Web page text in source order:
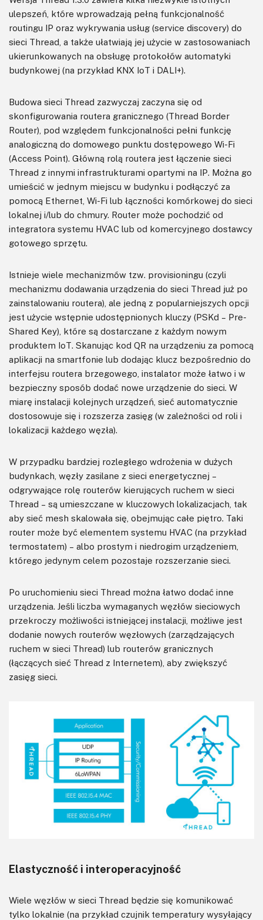
ulepszeń, które wprowadzają pełną funkcjonalność
routingu IP oraz wykrywania usług (service discovery) do
sieci Thread, a także ułatwiają jej użycie w zastosowaniach
ukierunkowanych na obsługę protokołów automatyki
budynkowej (na przykład KNX IoT i DALI+).
Budowa sieci Thread zazwyczaj zaczyna się od
skonfigurowania routera granicznego (Thread Border
Router), pod względem funkcjonalności pełni funkcję
analogiczną do domowego punktu dostępowego Wi-Fi
(Access Point). Główną rolą routera jest łączenie sieci
Thread z innymi infrastrukturami opartymi na IP. Można go
umieścić w jednym miejscu w budynku i podłączyć za
pomocą Ethernet, Wi-Fi lub łączności komórkowej do sieci
lokalnej i/lub do chmury. Router może pochodzić od
integratora systemu HVAC lub od komercyjnego dostawcy
gotowego sprzętu.
Istnieje wiele mechanizmów tzw. provisioningu (czyli
mechanizmu dodawania urządzenia do sieci Thread już po
zainstalowaniu routera), ale jedną z popularniejszych opcji
jest użycie wstępnie udostępnionych kluczy (PSKd – Pre-
Shared Key), które są dostarczane z każdym nowym
produktem IoT. Skanując kod QR na urządzeniu za pomocą
aplikacji na smartfonie lub dodając klucz bezpośrednio do
interfejsu routera brzegowego, instalator może łatwo i w
bezpieczny sposób dodać nowe urządzenie do sieci. W
miarę instalacji kolejnych urządzeń, sieć automatycznie
dostosowuje się i rozszerza zasięg (w zależności od roli i
lokalizacji każdego węzła).
W przypadku bardziej rozległego wdrożenia w dużych
budynkach, węzły zasilane z sieci energetycznej –
odgrywające rolę routerów kierujących ruchem w sieci
Thread – są umieszczane w kluczowych lokalizacjach, tak
aby sieć mesh skalowała się, obejmując całe piętro. Taki
router może być elementem systemu HVAC (na przykład
termostatem) – albo prostym i niedrogim urządzeniem,
którego jedynym celem pozostaje rozszerzanie sieci.
Po uruchomieniu sieci Thread można łatwo dodać inne
urządzenia. Jeśli liczba wymaganych węzłów sieciowych
przekroczy możliwości istniejącej instalacji, możliwe jest
dodanie nowych routerów węzłowych (zarządzających
ruchem w sieci Thread) lub routerów granicznych
(łączących sieć Thread z Internetem), aby zwiększyć
zasięg sieci.
Elastyczność i interoperacyjność
Wiele węzłów w sieci Thread będzie się komunikować
tylko lokalnie (na przykład czujnik temperatury wysyłający